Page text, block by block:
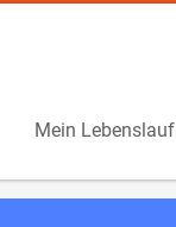
Mein Lebenslauf